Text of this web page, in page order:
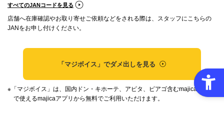
すべてのJANコードを見る
店舗へ在庫確認やお取り寄せご依頼などをされる際は、スタッフにこちらの
JANをお申し付けください。
「マジボイス」でダメ出しを見る
※「マジボイス」は、国内ドン・キホーテ、アピタ、ピアゴ含むmajica加盟店
で使えるmajicaアプリから無料でご利用いただけます。